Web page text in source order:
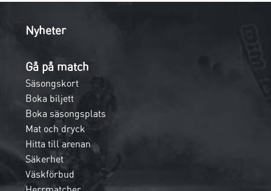
Nyheter
Gå på match
Säsongskort
Boka biljett
Boka säsongsplats
Mat och dryck
Hitta till arenan
Säkerhet
Väskförbud